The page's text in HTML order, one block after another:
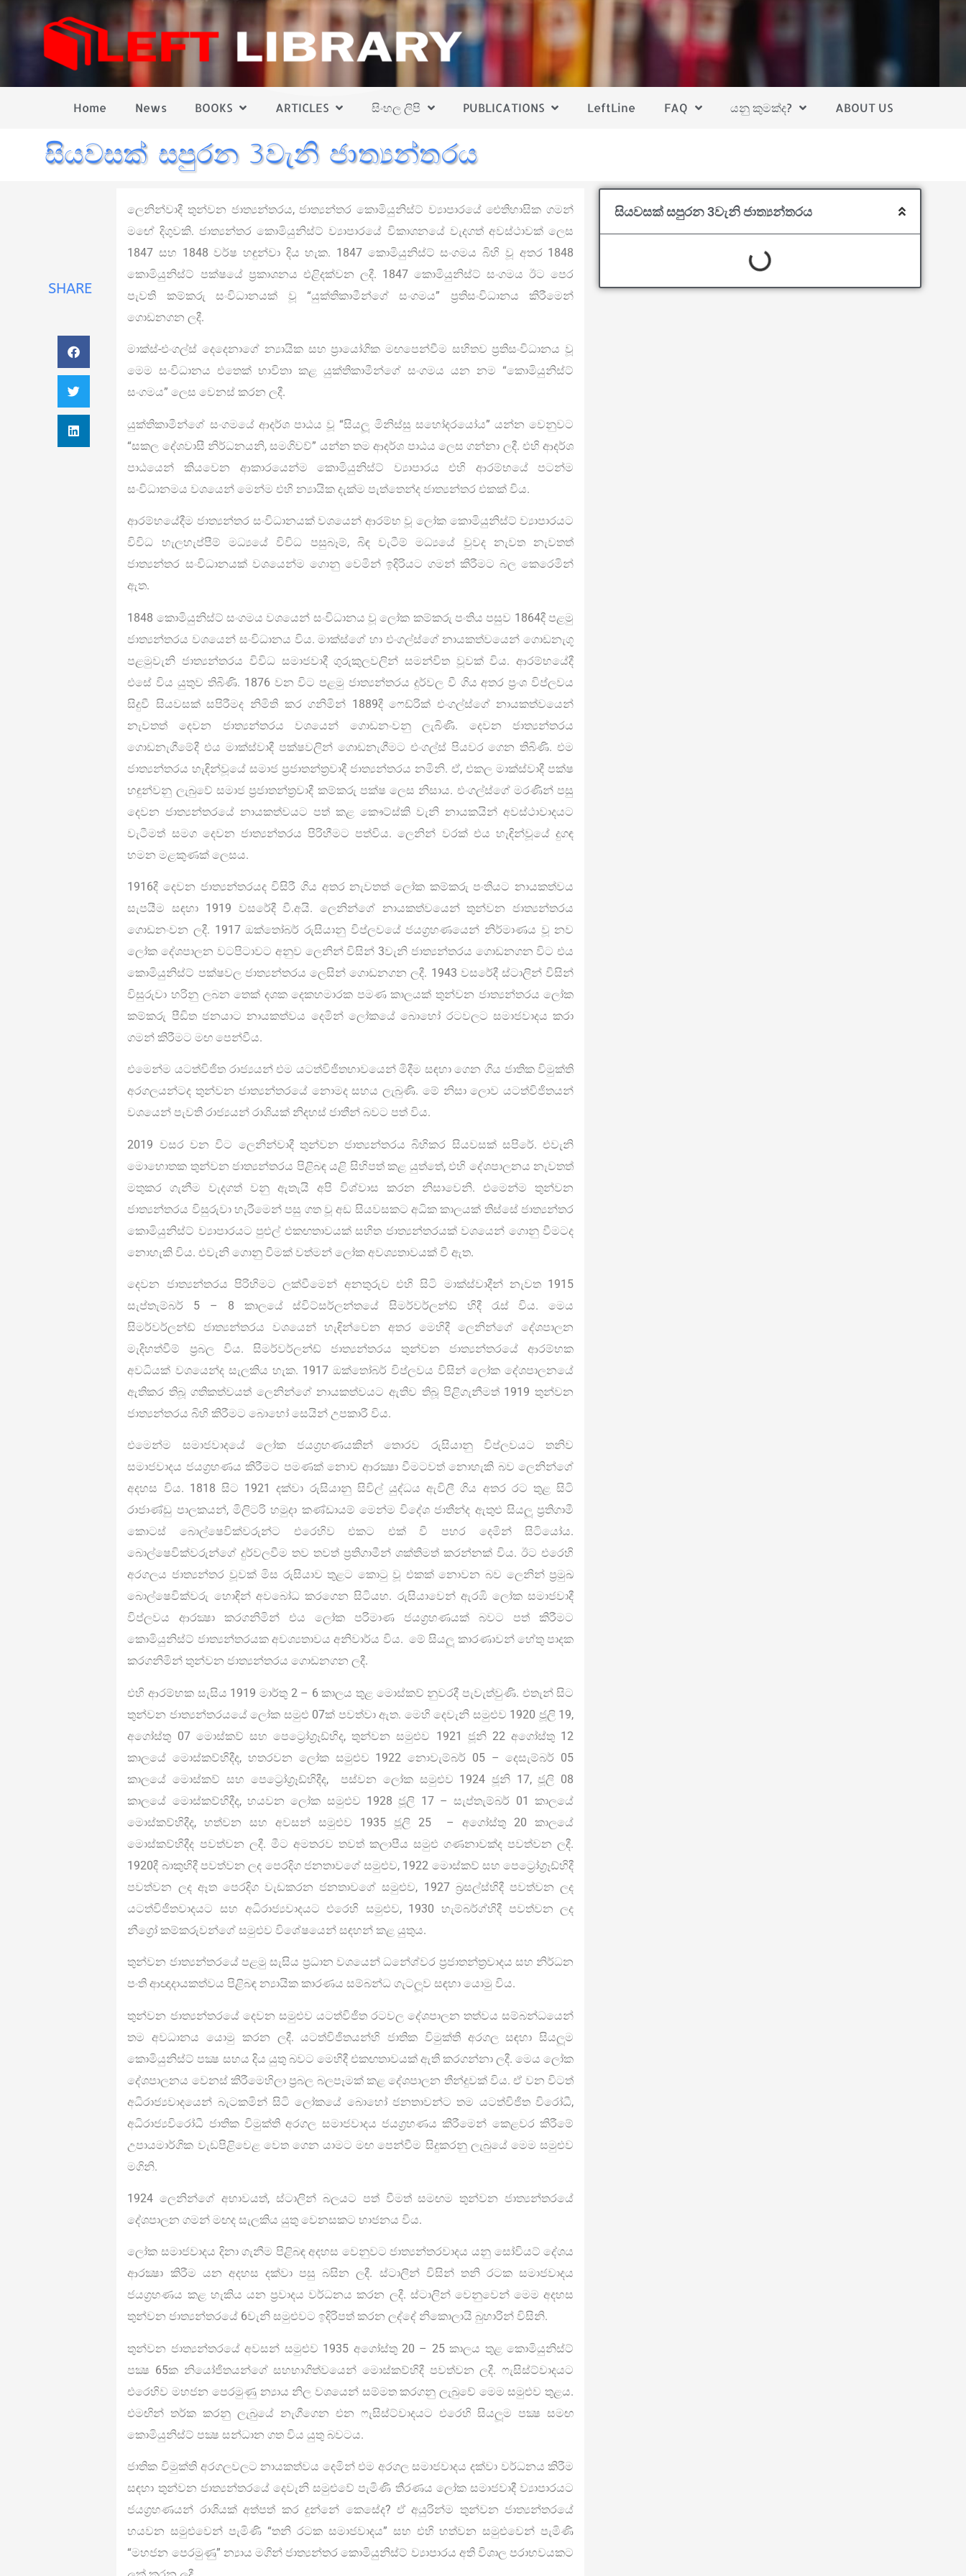
Home News BOOKS ARTICLES සිංහල ලිපි PUBLICATIONS LeftLine FAQ යනු කුමක්ද? ABOUT US
සියවසක් සපුරන 3වැනි ජාත්‍යන්තරය
SHARE
ලෙනින්වාදී තුන්වන ජාත්‍යන්තරය, ජාත්‍යන්තර කොමියුනිස්ට් ව්‍යාපාරයේ ඓතිහාසික ගමන්
මඟේ දිගුවකි. ජාත්‍යන්තර කොමියුනිස්ට් ව්‍යාපාරයේ විකාශනයේ වැදගත් අවස්ථාවක් ලෙස
1847 සහ 1848 වර්ෂ හඳුන්වා දිය හැක. 1847 කොමියුනිස්ට් සංගමය බිහි වූ අතර 1848
කොමියුනිස්ට් පක්ෂයේ ප්‍රකාශනය එළිදක්වන ලදී. 1847 කොමියුනිස්ට් සංගමය ඊට පෙර
පැවති කම්කරු සංවිධානයක් වූ “යුක්තිකාමීන්ගේ සංගමය” ප්‍රතිසංවිධානය කිරීමෙන්
ගොඩනගන ලදී.
මාක්ස්-එංගල්ස් දෙදෙනාගේ න්‍යායික සහ ප්‍රායෝගික මඟපෙන්වීම සහිතව ප්‍රතිසංවිධානය වූ
මෙම සංවිධානය එතෙක් භාවිතා කළ යුක්තිකාමීන්ගේ සංගමය යන නම “කොමියුනිස්ට්
සංගමය” ලෙස වෙනස් කරන ලදී.
යුක්තිකාමීන්ගේ සංගමයේ ආදර්ශ පාඨය වූ “සියලූ මිනිස්සු සහෝදරයෝය” යන්න වෙනුවට
“සකල දේශවාසී නිර්ධනයනි, සමගිවව්” යන්න තම ආදර්ශ පාඨය ලෙස ගන්නා ලදී. එහි ආදර්ශ
පාඨයෙන් කියවෙන ආකාරයෙන්ම කොමියුනිස්ට් ව්‍යාපාරය එහි ආරම්භයේ පටන්ම
සංවිධානමය වශයෙන් මෙන්ම එහි න්‍යායික දැක්ම පැත්තෙන්ද ජාත්‍යන්තර එකක් විය.
ආරම්භයේදීම ජාත්‍යන්තර සංවිධානයක් වශයෙන් ආරම්භ වූ ලෝක කොමියුනිස්ට් ව්‍යාපාරයට
විවිධ හැලහැප්පීම් මධ්‍යයේ විවිධ පසුබෑම්, බිඳ වැටීම් මධ්‍යයේ වුවද නැවත නැවතත්
ජාත්‍යන්තර සංවිධානයක් වශයෙන්ම ගොනු වෙමින් ඉදිරියට ගමන් කිරීමට බල කෙරෙමින්
ඇත.
1848 කොමියුනිස්ට් සංගමය වශයෙන් සංවිධානය වූ ලෝක කම්කරු පංතිය පසුව 1864දී පළමු
ජාත්‍යන්තරය වශයෙන් සංවිධානය විය. මාක්ස්ගේ හා එංගල්ස්ගේ නායකත්වයෙන් ගොඩනැගූ
පළමුවැනි ජාත්‍යන්තරය විවිධ සමාජවාදී ගුරුකුලවලින් සමන්විත වූවක් විය. ආරම්භයේදී
එසේ විය යුතුව තිබිණි. 1876 වන විට පළමු ජාත්‍යන්තරය දුර්වල වී ගිය අතර ප‍්‍රංශ විප්ලවය
සිදුවී සියවසක් සපිරීමද නිමිති කර ගනිමින් 1889දී ෆෙඩ්රික් එංගල්ස්ගේ නායකත්වයෙන්
නැවතත් දෙවන ජාත්‍යන්තරය වශයෙන් ගොඩනංවනු ලැබිණි. දෙවන ජාත්‍යන්තරය
ගොඩනැගීමේදී එය මාක්ස්වාදී පක්ෂවලින් ගොඩනැගීමට එංගල්ස් පියවර ගෙන තිබිණි. එම
ජාත්‍යන්තරය හැඳින්වූයේ සමාජ ප්‍රජාතන්ත්‍රවාදී ජාත්‍යන්තරය නමිනි. ඒ, එකල මාක්ස්වාදී පක්ෂ
හඳුන්වනු ලැබුවේ සමාජ ප්‍රජාතන්ත්‍රවාදී කම්කරු පක්ෂ ලෙස නිසාය. එංගල්ස්ගේ මරණින් පසු
දෙවන ජාත්‍යන්තරයේ නායකත්වයට පත් කළ කෞට්ස්කි වැනි නායකයින් අවස්ථාවාදයට
වැටීමත් සමග දෙවන ජාත්‍යන්තරය පිරිහීමට පත්විය. ලෙනින් වරක් එය හැඳින්වූයේ දුගඳ
හමන මළකුණක් ලෙසය.
1916දී දෙවන ජාත්‍යන්තරයද විසිරී ගිය අතර නැවතත් ලෝක කම්කරු පංතියට නායකත්වය
සැපයීම සඳහා 1919 වසරේදී වී.අයි. ලෙනින්ගේ නායකත්වයෙන් තුන්වන ජාත්‍යන්තරය
ගොඩනංවන ලදී. 1917 ඔක්තෝබර් රුසියානු විප්ලවයේ ජයග්‍රහණයෙන් නිර්මාණය වූ නව
ලෝක දේශපාලන වටපිටාවට අනුව ලෙනින් විසින් 3වැනි ජාත්‍යන්තරය ගොඩනගන විට එය
කොමියුනිස්ට් පක්ෂවල ජාත්‍යන්තරය ලෙසින් ගොඩනගන ලදී. 1943 වසරේදී ස්ටාලින් විසින්
විසුරුවා හරිනු ලබන තෙක් දශක දෙකහමාරක පමණ කාලයක් තුන්වන ජාත්‍යන්තරය ලෝක
කම්කරු පීඩිත ජනයාට නායකත්වය දෙමින් ලෝකයේ බොහෝ රටවලට සමාජවාදය කරා
ගමන් කිරීමට මඟ පෙන්වීය.
එමෙන්ම යටත්විජිත රාජ්‍යයන් එම යටත්විජිතභාවයෙන් මිදීම සඳහා ගෙන ගිය ජාතික විමුක්ති
අරගලයන්ටද තුන්වන ජාත්‍යන්තරයේ නොමද සහය ලැබුණි. මේ නිසා ලොව යටත්විජිතයන්
වශයෙන් පැවති රාජ්‍යයන් රාශියක් නිදහස් ජාතීන් බවට පත් විය.
2019 වසර වන විට ලෙනින්වාදී තුන්වන ජාත්‍යන්තරය බිහිකර සියවසක් සපිරේ. එවැනි
මොහොතක තුන්වන ජාත්‍යන්තරය පිළිබඳ යළි සිහිපත් කළ යුත්තේ, එහි දේශපාලනය නැවතත්
මතුකර ගැනීම වැදගත් වනු ඇතැයි අපි විශ්වාස කරන නිසාවෙනි. එමෙන්ම තුන්වන
ජාත්‍යන්තරය විසුරුවා හැරීමෙන් පසු ගත වූ අඩ සියවසකට අධික කාලයක් තිස්සේ ජාත්‍යන්තර
කොමියුනිස්ට් ව්‍යාපාරයට පුළුල් එකඟතාවයක් සහිත ජාත්‍යන්තරයක් වශයෙන් ගොනු වීමටද
නොහැකි විය. එවැනි ගොනු වීමක් වත්මන් ලෝක අවශ්‍යතාවයක් වී ඇත.
දෙවන ජාත්‍යන්තරය පිරිහිමට ලක්වීමෙන් අනතුරුව එහි සිටි මාක්ස්වාදීන් නැවත 1915
සැප්තැම්බර් 5 – 8 කාලයේ ස්විට්සර්ලන්තයේ සිමර්වර්ලන්ඩ් හිදී රැස් විය. මෙය
සිමර්වර්ලන්ඩ් ජාත්‍යන්තරය වශයෙන් හැඳින්වෙන අතර මෙහිදී ලෙනින්ගේ දේශපාලන
මැදිහත්වීම් ප්‍රබල විය. සිමර්වර්ලන්ඩ් ජාත්‍යන්තරය තුන්වන ජාත්‍යන්තරයේ ආරම්භක
අවධියක් වශයෙන්ද සැලකිය හැක. 1917 ඔක්තෝබර් විප්ලවය විසින් ලෝක දේශපාලනයේ
ඇතිකර තිබූ ගතිකත්වයත් ලෙනින්ගේ නායකත්වයට ඇතිව තිබූ පිළිගැනීමත් 1919 තුන්වන
ජාත්‍යන්තරය බිහි කිරීමට බොහෝ සෙයින් උපකාරී විය.
එමෙන්ම සමාජවාදයේ ලෝක ජයග්‍රහණයකින් තොරව රුසියානු විප්ලවයට තනිව
සමාජවාදය ජයග්‍රහණය කිරීමට පමණක් නොව ආරක්‍ෂා වීමටවත් නොහැකි බව ලෙනින්ගේ
අදහස විය. 1818 සිට 1921 දක්වා රුසියානු සිවිල් යුද්ධය ඇවිලී ගිය අතර රට තුළ සිටි
රාජාණ්ඩු පාලකයන්, මිලිටරි හමුදා කණ්ඩායම් මෙන්ම විදේශ ජාතීන්ද ඇතුළු සියලූ ප්‍රතිගාමී
කොටස් බොල්ෂෙවික්වරුන්ට එරෙහිව එකට එක් වී පහර දෙමින් සිටියෝය.
බොල්ෂෙවික්වරුන්ගේ දුර්වලවීම තව තවත් ප්‍රතිගාමීන් ශක්තිමත් කරන්නක් විය. ඊට එරෙහි
අරගලය ජාත්‍යන්තර වූවක් මිස රුසියාව තුළට කොටු වූ එකක් නොවන බව ලෙනින් ප්‍රමුඛ
බොල්ෂෙවික්වරු හොඳින් අවබෝධ කරගෙන සිටියහ. රුසියාවෙන් ඇරඹි ලෝක සමාජවාදී
විප්ලවය ආරක්‍ෂා කරගනිමින් එය ලෝක පරිමාණ ජයග්‍රහණයක් බවට පත් කිරීමට
කොමියුනිස්ට් ජාත්‍යන්තරයක අවශ්‍යතාවය අනිවාර්ය විය. මේ සියලූ කාරණාවන් හේතු පාදක
කරගනිමින් තුන්වන ජාත්‍යන්තරය ගොඩනගන ලදී.
එහි ආරම්භක සැසිය 1919 මාර්තු 2 – 6 කාලය තුළ මොස්කව් නුවරදී පැවැත්වුණි. එතැන් සිට
තුන්වන ජාත්‍යන්තරයයේ ලෝක සමුළු 07ක් පවත්වා ඇත. මෙහි දෙවැනි සමුළුව 1920 ජූලි 19,
අගෝස්තු 07 මොස්කව් සහ පෙට්‍රෝග්‍රෑඩ්හිද, තුන්වන සමුළුව 1921 ජූනි 22 අගෝස්තු 12
කාලයේ මොස්කව්හිදීද, හතරවන ලෝක සමුළුව 1922 නොවැම්බර් 05 – දෙසැම්බර් 05
කාලයේ මොස්කව් සහ පෙට්‍රෝග්‍රෑඩ්හිදීද, පස්වන ලෝක සමුළුව 1924 ජූනි 17, ජූලි 08
කාලයේ මොස්කව්හිදීද, හයවන ලෝක සමුළුව 1928 ජූලි 17 – සැප්තැම්බර් 01 කාලයේ
මොස්කව්හිදීද, හත්වන සහ අවසන් සමුළුව 1935 ජූලි 25 – අගෝස්තු 20 කාලයේ
මොස්කව්හිදීද පවත්වන ලදී. මීට අමතරව තවත් කලාපීය සමුළු ගණනාවක්ද පවත්වන ලදී.
1920දී බාකුහිදී පවත්වන ලද පෙරදිග ජනතාවගේ සමුළුව, 1922 මොස්කව් සහ පෙට්‍රෝග්‍රෑඩ්හිදී
පවත්වන ලද ඈත පෙරදිග වැඩකරන ජනතාවගේ සමුළුව, 1927 බ‍්‍රසල්ස්හිදී පවත්වන ලද
යටත්විජිතවාදයට සහ අධිරාජ්‍යවාදයට එරෙහි සමුළුව, 1930 හැම්බර්ග්හිදී පවත්වන ලද
නීග්‍රෝ කම්කරුවන්ගේ සමුළුව විශේෂයෙන් සඳහන් කළ යුතුය.
තුන්වන ජාත්‍යන්තරයේ පළමු සැසිය ප්‍රධාන වශයෙන් ධනේශ්වර ප්‍රජාතන්ත්‍රවාදය සහ නිර්ධන
පංති ආඥාදායකත්වය පිළිබඳ න්‍යායික කාරණය සම්බන්ධ ගැටලූව සඳහා යොමු විය.
තුන්වන ජාත්‍යන්තරයේ දෙවන සමුළුව යටත්විජිත රටවල දේශපාලන තත්වය සම්බන්ධයෙන්
තම අවධානය යොමු කරන ලදී. යටත්විජිතයන්හි ජාතික විමුක්ති අරගල සඳහා සියලූම
කොමියුනිස්ට් පක්‍ෂ සහය දිය යුතු බවට මෙහිදී එකඟතාවයක් ඇති කරගන්නා ලදී. මෙය ලෝක
දේශපාලනය වෙනස් කිරීමෙහිලා ප්‍රබල බලපෑමක් කළ දේශපාලන තීන්දුවක් විය. ඒ වන විටත්
අධිරාජ්‍යවාදයෙන් බැටකමින් සිටි ලෝකයේ බොහෝ ජනතාවන්ට තම යටත්විජිත විරෝධී,
අධිරාජ්‍යවිරෝධී ජාතික විමුක්ති අරගල සමාජවාදය ජයග්‍රහණය කිරීමෙන් කෙළවර කිරීමේ
උපායමාර්ගික වැඩපිළිවෙළ වෙත ගෙන යාමට මඟ පෙන්වීම සිදුකරනු ලැබුයේ මෙම සමුළුව
මගිනි.
1924 ලෙනින්ගේ අභාවයත්, ස්ටාලින් බලයට පත් වීමත් සමඟම තුන්වන ජාත්‍යන්තරයේ
දේශපාලන ගමන් මඟද සැලකිය යුතු වෙනසකට භාජනය විය.
ලෝක සමාජවාදය දිනා ගැනීම පිළිබඳ අදහස වෙනුවට ජාත්‍යන්තරවාදය යනු සෝවියට් දේශය
ආරක්‍ෂා කිරීම යන අදහස දක්වා පසු බසින ලදී. ස්ටාලින් විසින් තනි රටක සමාජවාදය
ජයග්‍රහණය කළ හැකිය යන ප්‍රවාදය වර්ධනය කරන ලදී. ස්ටාලින් වෙනුවෙන් මෙම අදහස
තුන්වන ජාත්‍යන්තරයේ 6වැනි සමුළුවට ඉදිරිපත් කරන ලද්දේ නිකොලායි බුහාරින් විසිනි.
තුන්වන ජාත්‍යන්තරයේ අවසන් සමුළුව 1935 අගෝස්තු 20 – 25 කාලය තුළ කොමියුනිස්ට්
පක්‍ෂ 65ක නියෝජිතයන්ගේ සහභාගිත්වයෙන් මොස්කව්හිදී පවත්වන ලදී. ෆැසිස්ට්වාදයට
එරෙහිව මහජන පෙරමුණු න්‍යාය නිල වශයෙන් සම්මත කරගනු ලැබුවේ මෙම සමුළුව තුළය.
එමඟින් තර්ක කරනු ලැබුයේ නැගීගෙන එන ෆැසිස්ට්වාදයට එරෙහි සියලූම පක්‍ෂ සමඟ
කොමියුනිස්ට් පක්‍ෂ සන්ධාන ගත විය යුතු බවටය.
ජාතික විමුක්ති අරගලවලට නායකත්වය දෙමින් එම අරගල සමාජවාදය දක්වා වර්ධනය කිරීම
සඳහා තුන්වන ජාත්‍යන්තරයේ දෙවැනි සමුළුවේ පැමිණි තීරණය ලෝක සමාජවාදී ව්‍යාපාරයට
ජයග්‍රහණයන් රාශියක් අත්පත් කර දුන්නේ කෙසේද? ඒ අයුරින්ම තුන්වන ජාත්‍යන්තරයේ
හයවන සමුළුවෙන් පැමිණි “තනි රටක සමාජවාදය” සහ එහි හත්වන සමුළුවෙන් පැමිණි
“මහජන පෙරමුණු” න්‍යාය මගින් ජාත්‍යන්තර කොමියුනිස්ට් ව්‍යාපාරය අති විශාල පරාභවයකට
සියවසක් සපුරන 3වැනි ජාත්‍යන්තරය